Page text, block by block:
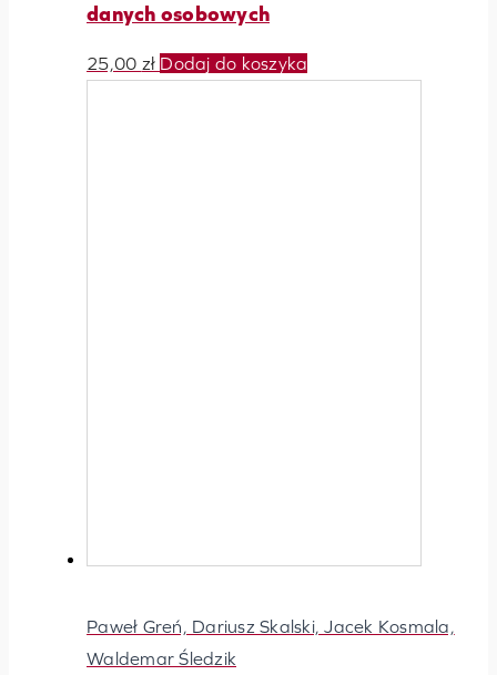
danych osobowych
25,00 zł Dodaj do koszyka
Paweł Greń, Dariusz Skalski, Jacek Kosmala,
Waldemar Śledzik